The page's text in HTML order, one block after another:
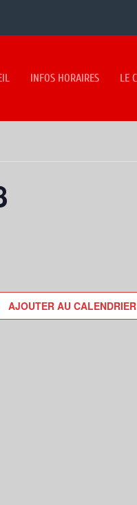
INFOS HORAIRES LE
AJOUTER AU CALENDRIER